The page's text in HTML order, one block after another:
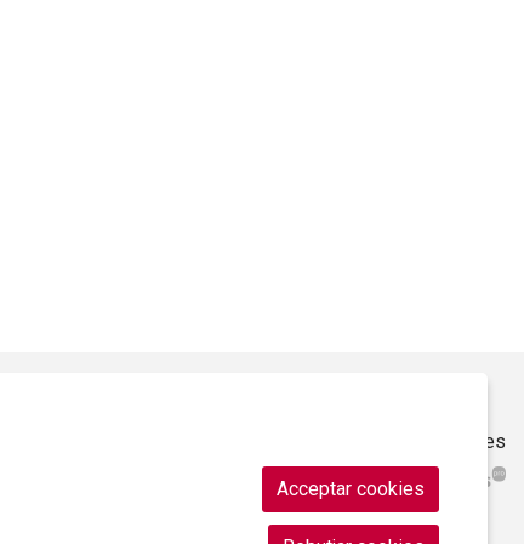
Ajuntament de Roses
Acceptar cookies